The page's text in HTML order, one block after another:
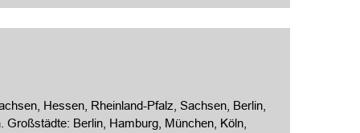
Hessen, Rheinland-Pfalz, Sachsen, Berlin,
Großstädte: Berlin , Hamburg, München, Köln